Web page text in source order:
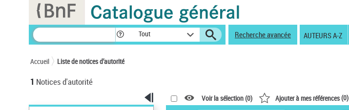
Tout Recherche avancée AUTEURS A-Z
Accueil Liste de notices d’autorité
1 Notices d'autorité
Voir la sélection (0) Ajouter à mes références(0)
Panneau de gestion des cookies